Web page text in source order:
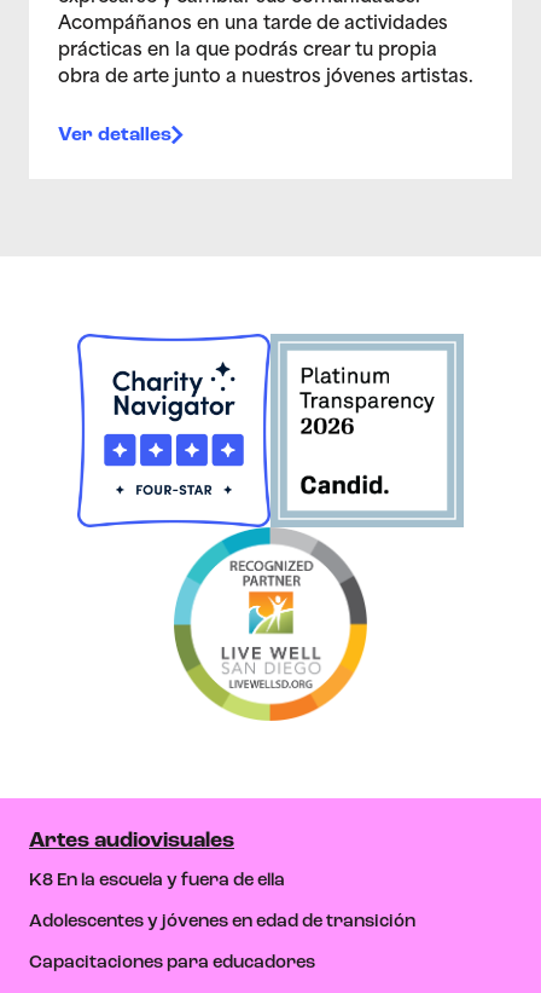
Acompáñanos en una tarde de actividades
prácticas en la que podrás crear tu propia
obra de arte junto a nuestros jóvenes artistas.
Ver detalles
Artes audiovisuales
K8 En la escuela y fuera de ella
Adolescentes y jóvenes en edad de transición
Capacitaciones para educadores